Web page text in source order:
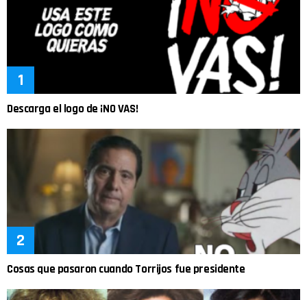
Descarga el logo de ¡NO VAS!
Cosas que pasaron cuando Torrijos fue presidente